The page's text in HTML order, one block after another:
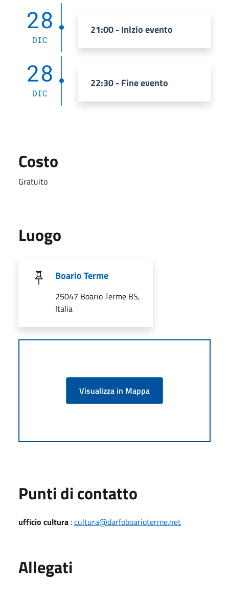
28
DIC
21:00 - Inizio evento
28
DIC
22:30 - Fine evento
Costo
Gratuito
Luogo
Boario Terme
25047 Boario Terme BS,
Italia
Visualizza in Mappa
Punti di contatto
ufficio cultura :cultura@darfoboarioterme.net
Allegati